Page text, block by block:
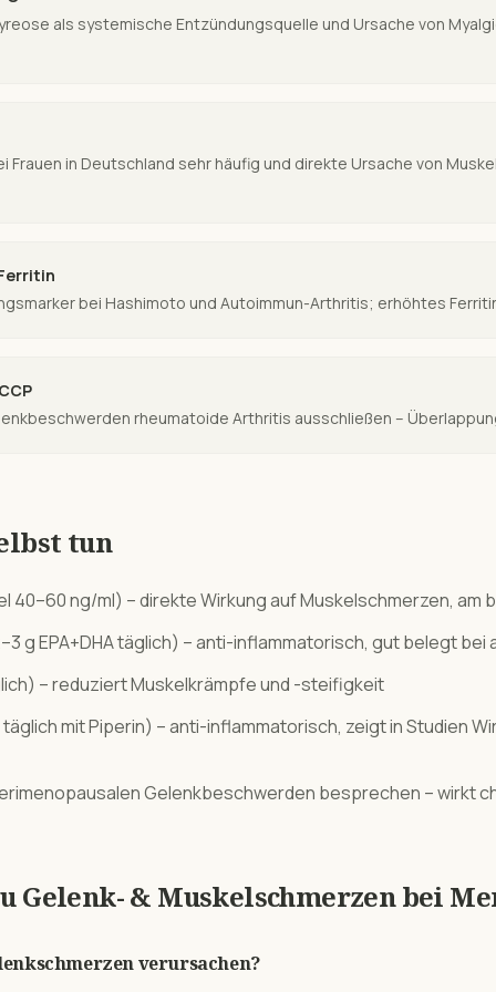
als systemische Entzündungsquelle und Ursache von
Frauen in Deutschland sehr häufig und direkte Ursache von
bei Hashimoto und Autoimmun-Arthritis; erhöhtes
rheumatoide Arthritis ausschließen –
tun
40–60 ng/ml) – direkte Wirkung auf Muskelschmerzen, am
g EPA+DHA täglich) – anti-inflammatorisch, gut belegt
– reduziert Muskelkrämpfe und -steifigkeit
mit Piperin) – anti-inflammatorisch, zeigt in Studien
Gelenkbeschwerden besprechen – wirkt
Gelenk- & Muskelschmerzenbei
verursachen?